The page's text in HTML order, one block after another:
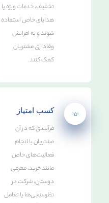
تخفیف، خدمات ویژه یا
هدایای خاص استفاده
شوند و به افزایش
وفاداری مشتریان
کمک کنند.
کسب امتیاز
فرآیندی که در آن
مشتریان با انجام
فعالیت‌های خاص
مانند خرید، معرفی
دوستان، شرکت در
نظرسنجی‌ها یا تعامل